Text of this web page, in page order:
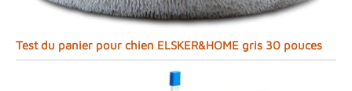
Test du panier pour chien ELSKER&HOME gris 30 pouces